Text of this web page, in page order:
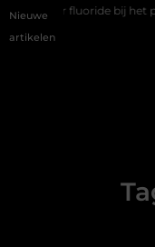
Nieuwe
artikelen
over fluoride bij het